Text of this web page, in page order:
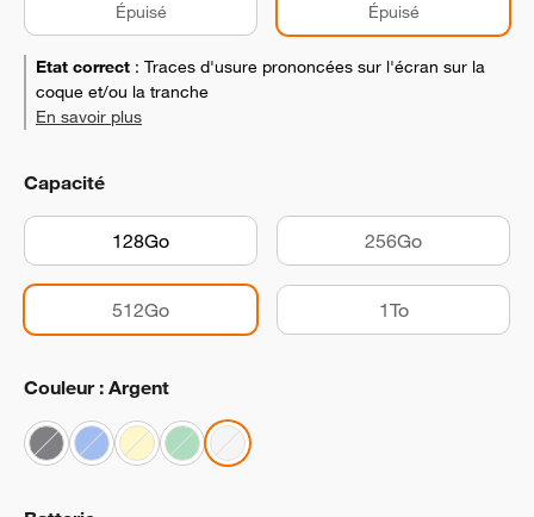
Épuisé Épuisé
Etat correct : Traces d'usure prononcées sur l'écran sur la
coque et/ou la tranche
En savoir plus
Capacité
128Go 256Go
512Go 1To
Couleur : Argent